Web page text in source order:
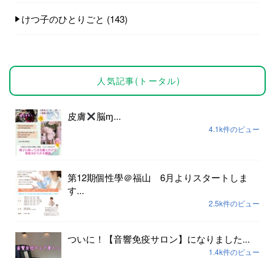
けつ子のひとりごと (143)
人気記事(トータル)
皮膚 脳ɱ...
4.1k件のビュー
第12期個性學＠福山 6月よりスタートしま
す...
2.5k件のビュー
ついに！【音響免疫サロン】になりました...
1.4k件のビュー